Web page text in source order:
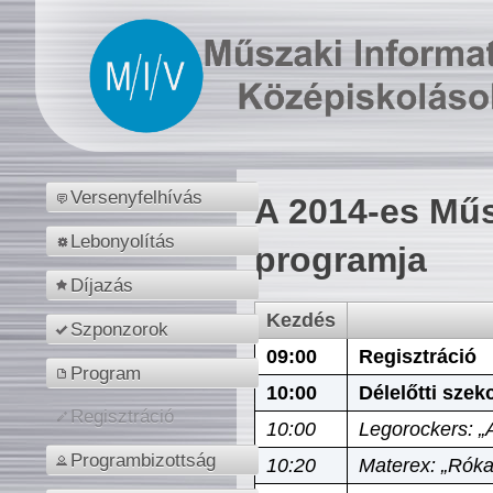
Versenyfelhívás
Lebonyolítás
Díjazás
Szponzorok
Program
Regisztráció
Programbizottság
A 2014-es
programja
Kezdés
09:00
Regisztráció
10:00
Délelőtti
10:00
Legorockers:
10:20
Materex: